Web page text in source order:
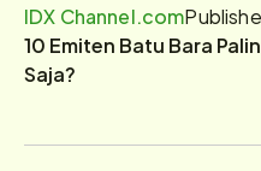
IDX Channel.com
10 Emiten Batu Bara
Saja?